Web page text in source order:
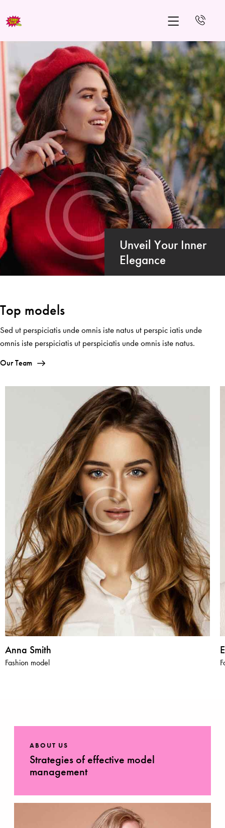
Unveil Your Inner
Elegance
Top models
Sed ut perspiciatis unde omnis iste natus ut perspic iatis unde
omnis iste perspiciatis ut perspiciatis unde omnis iste natus.
Our Team
Anna Smith
Fashion model
ABOUT US
Strategies of effective model
management